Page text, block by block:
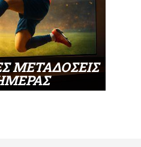
ΜΕΤΑΔΟΣΕΙΣ